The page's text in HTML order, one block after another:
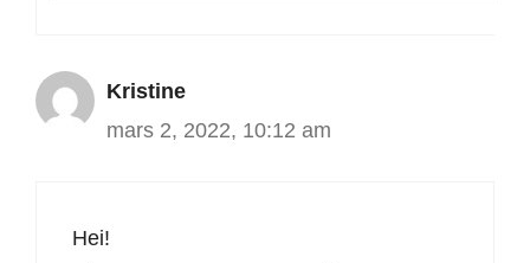
Kristine
mars 2, 2022, 10:12 am
Hei!